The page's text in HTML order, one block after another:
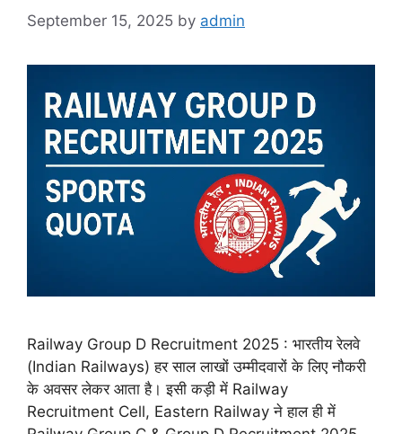
September 15, 2025 by admin
Railway Group D Recruitment 2025 : भारतीय रेलवे
(Indian Railways) हर साल लाखों उम्मीदवारों के लिए नौकरी
के अवसर लेकर आता है। इसी कड़ी में Railway
Recruitment Cell, Eastern Railway ने हाल ही में